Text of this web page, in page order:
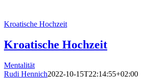
Kroatische Hochzeit
Kroatische Hochzeit
Mentalität
Rudi Hennich2022-10-15T22:14:55+02:00